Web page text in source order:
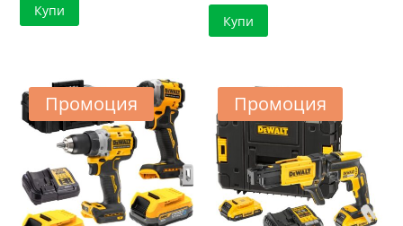
735.00 лв..
Купи
Купи
Промоция Промоция